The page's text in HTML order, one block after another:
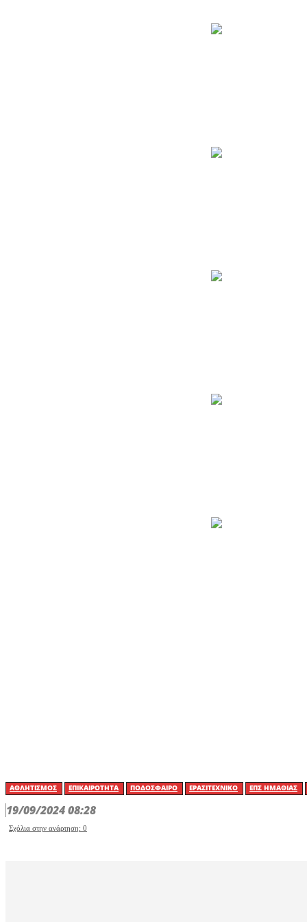
ΑΘΛΗΤΙΣΜΌΣ ΕΠΙΚΑΙΡΌΤΗΤΑ ΠΟΔΌΣΦΑΙΡΟ ΕΡΑΣΙΤΕΧΝΙΚΟ ΕΠΣ ΗΜΑΘΊΑΣ
19/09/2024 08:28
Σχόλια στην ανάρτηση: 0